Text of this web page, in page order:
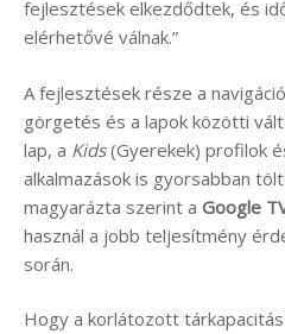
fejlesztések elkezdődtek, és
elérhetővé válnak.”
A fejlesztések része a
görgetés és a lapok közötti
lap, a Kids(Gyerekek) profilok
alkalmazások is gyorsabban
magyarázta szerint a Google
használ a jobb teljesítmény
során.
Hogy a korlátozott